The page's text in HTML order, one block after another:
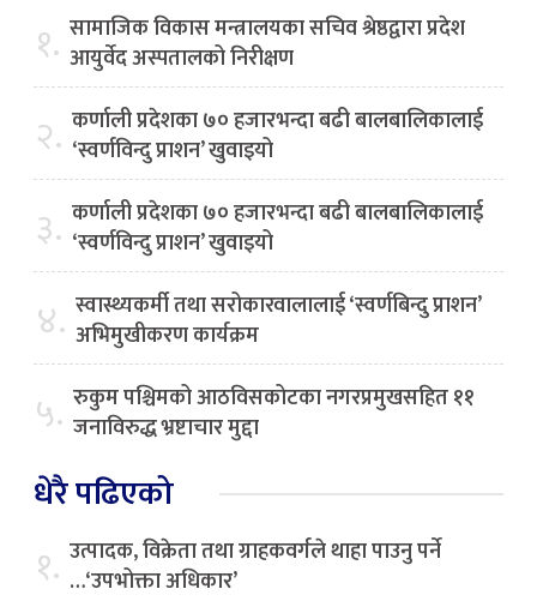
१. सामाजिक विकास मन्त्रालयका सचिव श्रेष्ठद्वारा प्रदेश
आयुर्वेद अस्पतालको निरीक्षण
२. कर्णाली प्रदेशका ७० हजारभन्दा बढी बालबालिकालाई
‘स्वर्णविन्दु प्राशन’ खुवाइयो
३. कर्णाली प्रदेशका ७० हजारभन्दा बढी बालबालिकालाई
‘स्वर्णविन्दु प्राशन’ खुवाइयो
४. स्वास्थ्यकर्मी तथा सरोकारवालालाई ‘स्वर्णबिन्दु प्राशन’
अभिमुखीकरण कार्यक्रम
५. रुकुम पश्चिमको आठविसकोटका नगरप्रमुखसहित ११
जनाविरुद्ध भ्रष्टाचार मुद्दा
धेरै पढिएको
१. उत्पादक, विक्रेता तथा ग्राहकवर्गले थाहा पाउनु पर्ने
…‘उपभोक्ता अधिकार’